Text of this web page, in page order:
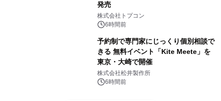
発売
株式会社トプコン
6時間前
予約制で専門家にじっくり個別相談で
きる 無料イベント「Kite Meete」を
東京・大崎で開催
株式会社松井製作所
6時間前